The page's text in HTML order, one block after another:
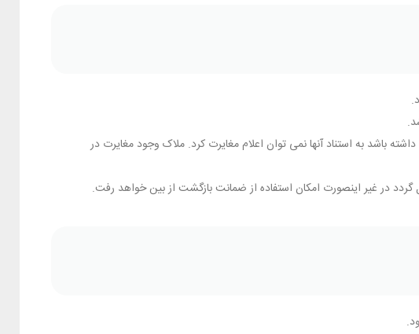
به استناد آنها نمی توان اعلام مغایرت کرد. ملاک وجود مغایرت در
در غیر اینصورت امکان استفاده از ضمانت بازگشت از بین خواهد رفت.